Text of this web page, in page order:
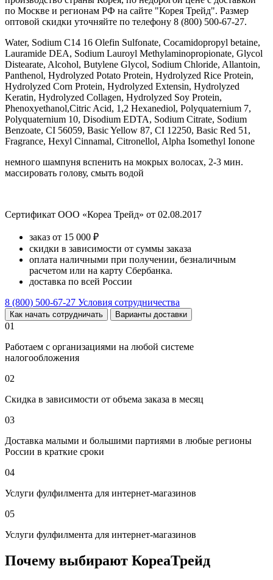
по Москве и регионам РФ на сайте "Корея Трейд". Размер
оптовой скидки уточняйте по телефону 8 (800) 500-67-27.
Water, Sodium C14 16 Olefin Sulfonate, Cocamidopropyl betaine,
Lauramide DEA, Sodium Lauroyl Methylaminopropionate, Glycol
Distearate, Alcohol, Butylene Glycol, Sodium Chloride, Allantoin,
Panthenol, Hydrolyzed Potato Protein, Hydrolyzed Rice Protein,
Hydrolyzed Corn Protein, Hydrolyzed Extensin, Hydrolyzed
Keratin, Hydrolyzed Collagen, Hydrolyzed Soy Protein,
Phenoxyethanol,Citric Acid, 1,2 Hexanediol, Polyquaternium 7,
Polyquaternium 10, Disodium EDTA, Sodium Citrate, Sodium
Benzoate, CI 56059, Basic Yellow 87, CI 12250, Basic Red 51,
Fragrance, Hexyl Cinnamal, Citronellol, Alpha Isomethyl Ionone
немного шампуня вспенить на мокрых волосах, 2-3 мин.
массировать голову, смыть водой
Сертификат ООО «Кореа Трейд» от 02.08.2017
заказ от 15 000 ₽
скидки в зависимости от суммы заказа
оплата наличными при получении, безналичным
расчетом или на карту Сбербанка.
доставка по всей России
8 (800) 500-67-27 Условия сотрудничества
Как начать сотрудничать Варианты доставки
01
Работаем с организациями на любой системе
налогообложения
02
Скидка в зависимости от объема заказа в месяц
03
Доставка малыми и большими партиями в любые регионы
России в краткие сроки
04
Услуги фулфилмента для интернет-магазинов
05
Услуги фулфилмента для интернет-магазинов
Почему выбирают КореаТрейд